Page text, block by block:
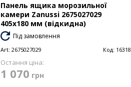
Панель ящика морозильної
камери Zanussi 2675027029
405х180 мм (відкидна)
Під замовлення
Art: 2675027029 Код: 16318
Остання ціна:
1 070 грн